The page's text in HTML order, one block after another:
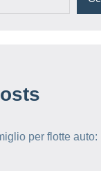
per flotte auto: